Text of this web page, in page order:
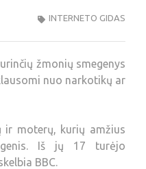
INTERNETO GIDAS
žmonių smegenys
nuo narkotikų ar
ir moterų, kurių amžius
Iš jų 17 turėjo
BBC.